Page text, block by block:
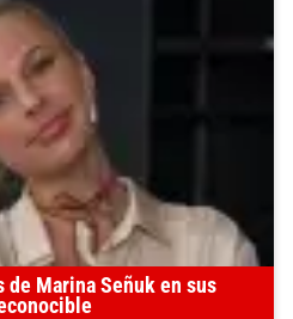
Marina Señuk en sus